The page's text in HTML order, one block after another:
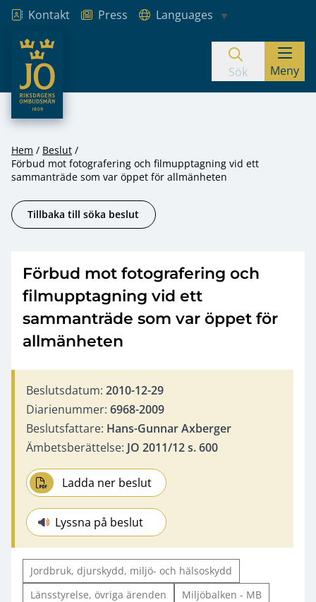
Hoppa till innehåll
Kontakt Press
Languages
JO – Riksdagens Ombudsmän
Sök Meny
Hem
Beslut
Förbud mot fotografering och filmupptagning vid ett
sammanträde som var öppet för allmänheten
Tillbaka till söka beslut
Förbud mot fotografering och
filmupptagning vid ett
sammanträde som var öppet för
allmänheten
Beslutsdatum: 2010-12-29
Diarienummer: 6968-2009
Beslutsfattare: Hans-Gunnar Axberger
Ämbetsberättelse: JO 2011/12 s. 600
Ladda ner beslut
Lyssna på beslut
Jordbruk, djurskydd, miljö- och hälsoskydd
Länsstyrelse, övriga ärenden
Miljöbalken - MB